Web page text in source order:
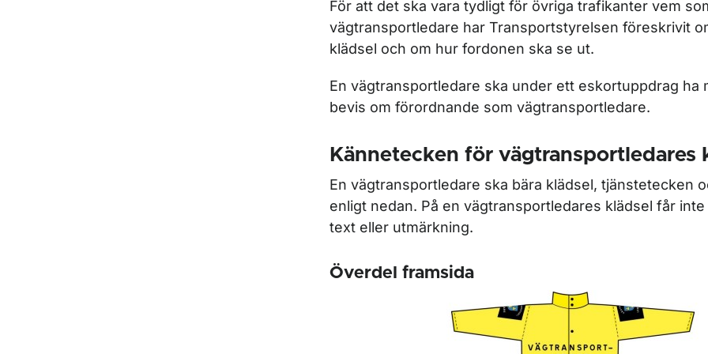
För att det ska vara tydligt för övriga trafikanter vem
vägtransportledare har Transportstyrelsen föreskrivit
klädsel och om hur fordonen ska se ut.
En vägtransportledare ska under ett eskortuppdrag ha
bevis om förordnande som vägtransportledare.
Kännetecken för vägtransportledares
En vägtransportledare ska bära klädsel, tjänstetecken
enligt nedan. På en vägtransportledares klädsel får
text eller utmärkning.
Överdel framsida